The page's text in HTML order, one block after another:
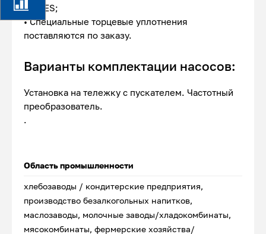
SERIES;
• Специальные торцевые уплотнения
поставляются по заказу.
Варианты комплектации насосов:
Установка на тележку с пускателем. Частотный
преобразователь.
.
Область промышленности
хлебозаводы / кондитерские предприятия,
производство безалкогольных напитков,
маслозаводы, молочные заводы/хладокомбинаты,
мясокомбинаты, фермерские хозяйства/